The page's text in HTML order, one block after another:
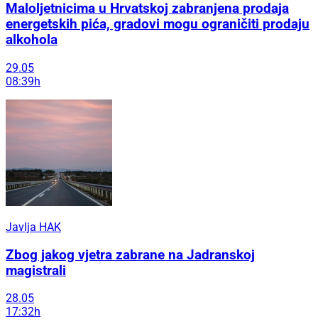
Maloljetnicima u Hrvatskoj zabranjena prodaja
energetskih pića, gradovi mogu ograničiti prodaju
alkohola
29.05
08:39h
Javlja HAK
Zbog jakog vjetra zabrane na Jadranskoj
magistrali
28.05
17:32h